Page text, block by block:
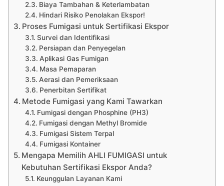
Biaya Tambahan & Keterlambatan
Hindari Risiko Penolakan Ekspor!
Proses Fumigasi untuk Sertifikasi Ekspor
Survei dan Identifikasi
Persiapan dan Penyegelan
Aplikasi Gas Fumigan
Masa Pemaparan
Aerasi dan Pemeriksaan
Penerbitan Sertifikat
Metode Fumigasi yang Kami Tawarkan
Fumigasi dengan Phosphine (PH3)
Fumigasi dengan Methyl Bromide
Fumigasi Sistem Terpal
Fumigasi Kontainer
Mengapa Memilih AHLI FUMIGASI untuk
Kebutuhan Sertifikasi Ekspor Anda?
Keunggulan Layanan Kami